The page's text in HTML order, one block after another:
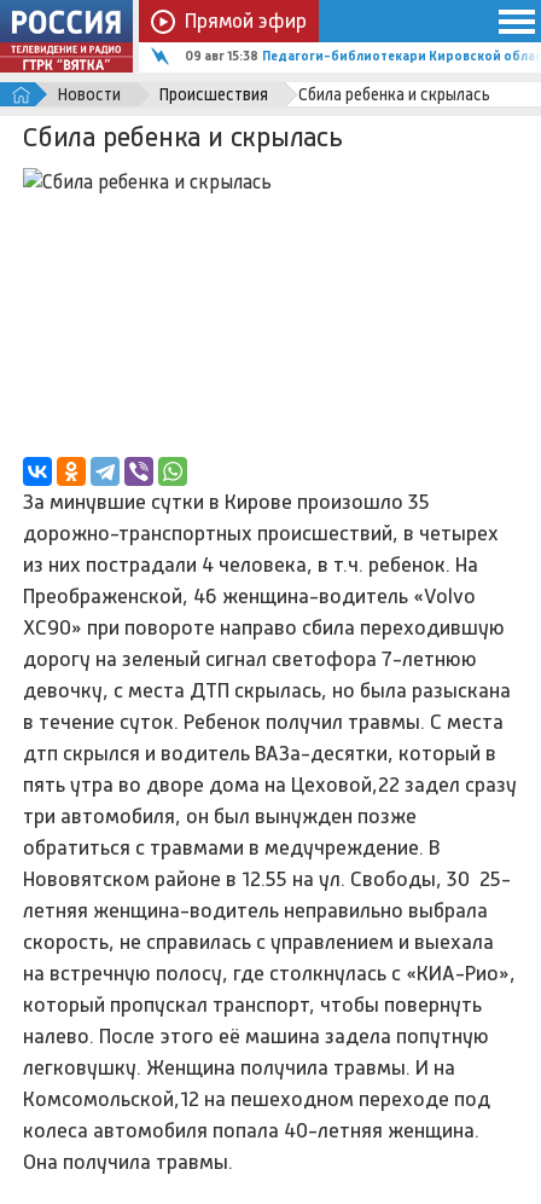
Прямой эфир
09 авг 15:38 Педагоги-библиотекари Кировской
Новости Происшествия Сбила ребенка и скрылась
Сбила ребенка и скрылась
За минувшие сутки в Кирове произошло 35
дорожно-транспортных происшествий, в четырех
из них пострадали 4 человека, в т.ч. ребенок. На
Преображенской, 46 женщина-водитель «Volvo
XC90» при повороте направо сбила переходившую
дорогу на зеленый сигнал светофора 7-летнюю
девочку, с места ДТП скрылась, но была разыскана
в течение суток. Ребенок получил травмы. С места
дтп скрылся и водитель ВАЗа-десятки, который в
пять утра во дворе дома на Цеховой,22 задел сразу
три автомобиля, он был вынужден позже
обратиться с травмами в медучреждение. В
Нововятском районе в 12.55 на ул. Свободы, 30 25-
летняя женщина-водитель неправильно выбрала
скорость, не справилась с управлением и выехала
на встречную полосу, где столкнулась с «КИА-Рио»,
который пропускал транспорт, чтобы повернуть
налево. После этого её машина задела попутную
легковушку. Женщина получила травмы. И на
Комсомольской,12 на пешеходном переходе под
колеса автомобиля попала 40-летняя женщина.
Она получила травмы.